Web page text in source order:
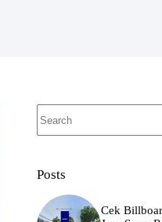
results
Posts
Cek